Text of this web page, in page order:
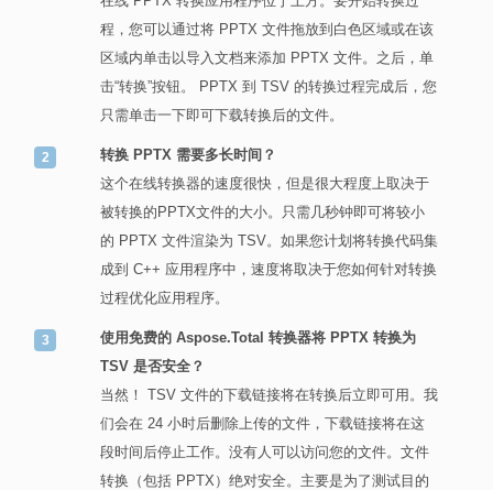
程，您可以通过将 PPTX 文件拖放到白色区域或在该
区域内单击以导入文档来添加 PPTX 文件。之后，单
击“转换”按钮。 PPTX 到 TSV 的转换过程完成后，您
只需单击一下即可下载转换后的文件。
转换 PPTX 需要多长时间？
这个在线转换器的速度很快，但是很大程度上取决于
被转换的PPTX文件的大小。只需几秒钟即可将较小
的 PPTX 文件渲染为 TSV。如果您计划将转换代码集
成到 C++ 应用程序中，速度将取决于您如何针对转换
过程优化应用程序。
使用免费的 Aspose.Total 转换器将 PPTX 转换为
TSV 是否安全？
当然！ TSV 文件的下载链接将在转换后立即可用。我
们会在 24 小时后删除上传的文件，下载链接将在这
段时间后停止工作。没有人可以访问您的文件。文件
转换（包括 PPTX）绝对安全。主要是为了测试目的